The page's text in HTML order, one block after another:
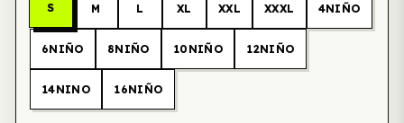
S M L XL XXL XXXL 4NIÑO
6NIÑO 8NIÑO 10NIÑO 12NIÑO
14NINO 16NIÑO